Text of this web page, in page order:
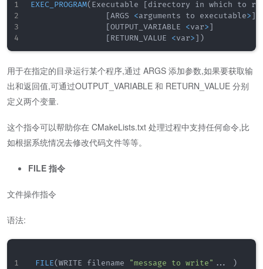
EXEC_PROGRAM( Executable [directory in which to
[ARGS <arguments to executable>]
[OUTPUT_VARIABLE <var>]
[RETURN_VALUE <var>] )
用于在指定的目录运行某个程序,通过 ARGS 添加参数,如果要获取输
出和返回值,可通过OUTPUT_VARIABLE 和 RETURN_VALUE 分别
定义两个变量.
这个指令可以帮助你在 CMakeLists.txt 处理过程中支持任何命令,比
如根据系统情况去修改代码文件等等。
FILE 指令
文件操作指令
语法:
FILE(WRITE filename "message to write" ...
)